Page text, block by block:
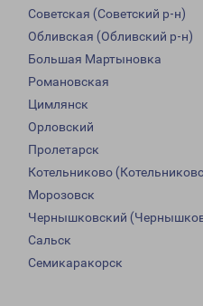
Советская (Советский р-н)
Обливская (Обливский р-н)
Большая Мартыновка
Романовская
Цимлянск
Орловский
Пролетарск
Котельниково
Морозовск
Чернышковский
Сальск
Семикаракорск